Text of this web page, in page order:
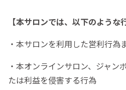
【本サロンでは、以下のような
・本サロンを利用した営利行為
・本オンラインサロン、ジャン
たは利益を侵害する行為